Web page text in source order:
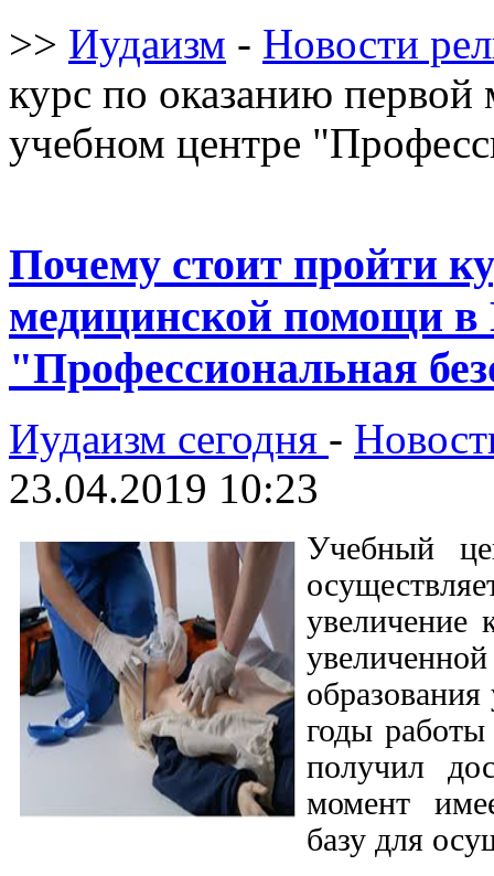
>> Иудаизм - Новости
курс по оказанию
учебном центре
Почему стоит пройти
медицинской помощи в
"Профессиональная
Иудаизм сегодня -
23.04.2019 10:23
Учебный
увеличение
годы
получил
момент
базу для